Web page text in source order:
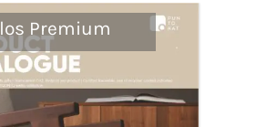
Premium